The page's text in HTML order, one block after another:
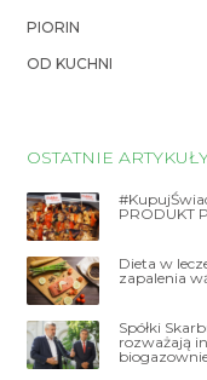
PIORIN
OD KUCHNI
OSTATNIE
PRODUKT
Dieta w
zapalenia
Spółki
rozważają